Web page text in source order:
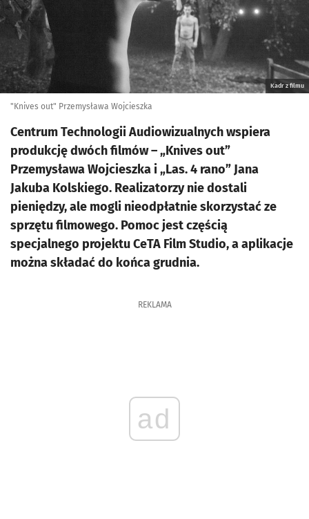
Kadr z filmu
"Knives out" Przemysława Wojcieszka
Centrum Technologii Audiowizualnych wspiera
produkcję dwóch filmów – „Knives out”
Przemysława Wojcieszka i „Las. 4 rano” Jana
Jakuba Kolskiego. Realizatorzy nie dostali
pieniędzy, ale mogli nieodpłatnie skorzystać ze
sprzętu filmowego. Pomoc jest częścią
specjalnego projektu CeTA Film Studio, a aplikacje
można składać do końca grudnia.
REKLAMA
ad